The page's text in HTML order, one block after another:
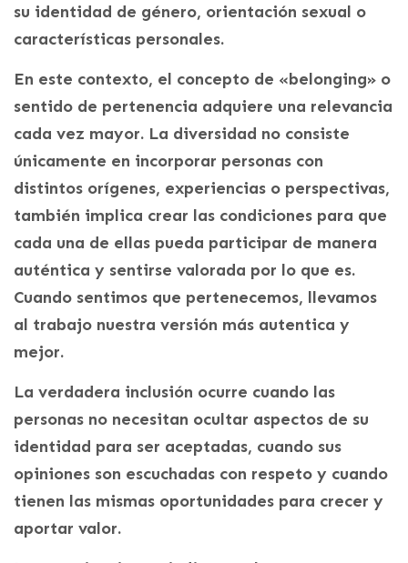
su identidad de género, orientación sexual o
características personales.
En este contexto, el concepto de «belonging» o
sentido de pertenencia adquiere una relevancia
cada vez mayor. La diversidad no consiste
únicamente en incorporar personas con
distintos orígenes, experiencias o perspectivas,
también implica crear las condiciones para que
cada una de ellas pueda participar de manera
auténtica y sentirse valorada por lo que es.
Cuando sentimos que pertenecemos, llevamos
al trabajo nuestra versión más autentica y
mejor.
La verdadera inclusión ocurre cuando las
personas no necesitan ocultar aspectos de su
identidad para ser aceptadas, cuando sus
opiniones son escuchadas con respeto y cuando
tienen las mismas oportunidades para crecer y
aportar valor.